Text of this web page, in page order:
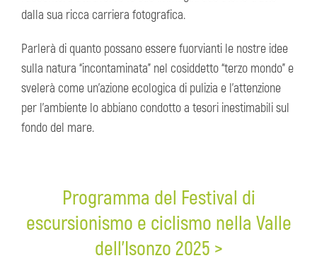
dalla sua ricca carriera fotografica.
Parlerà di quanto possano essere fuorvianti le nostre idee
sulla natura “incontaminata” nel cosiddetto “terzo mondo” e
svelerà come un’azione ecologica di pulizia e l’attenzione
per l’ambiente lo abbiano condotto a tesori inestimabili sul
fondo del mare.
Programma del Festival di
escursionismo e ciclismo nella Valle
dell’Isonzo 2025 >